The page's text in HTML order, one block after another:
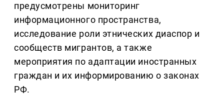
предусмотрены мониторинг
информационного пространства,
исследование роли этнических диаспор и
сообществ мигрантов, а также
мероприятия по адаптации иностранных
граждан и их информированию о законах
РФ.